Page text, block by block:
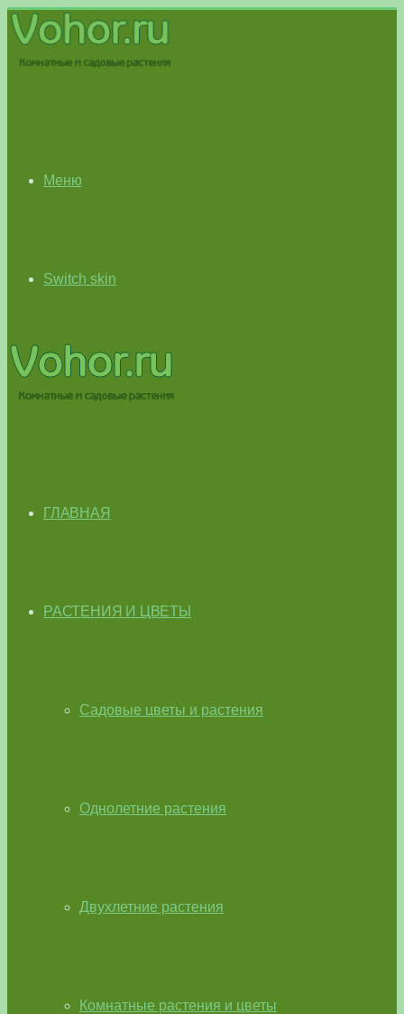
Меню
Switch skin
ГЛАВНАЯ
РАСТЕНИЯ И ЦВЕТЫ
Садовые цветы и растения
Однолетние растения
Двухлетние растения
Комнатные растения и цветы